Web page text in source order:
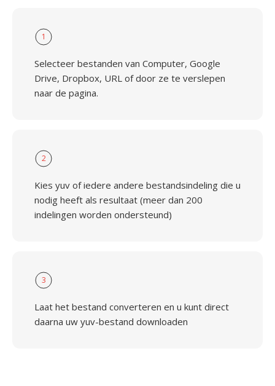
1
Selecteer bestanden van Computer, Google
Drive, Dropbox, URL of door ze te verslepen
naar de pagina.
2
Kies yuv of iedere andere bestandsindeling die u
nodig heeft als resultaat (meer dan 200
indelingen worden ondersteund)
3
Laat het bestand converteren en u kunt direct
daarna uw yuv-bestand downloaden